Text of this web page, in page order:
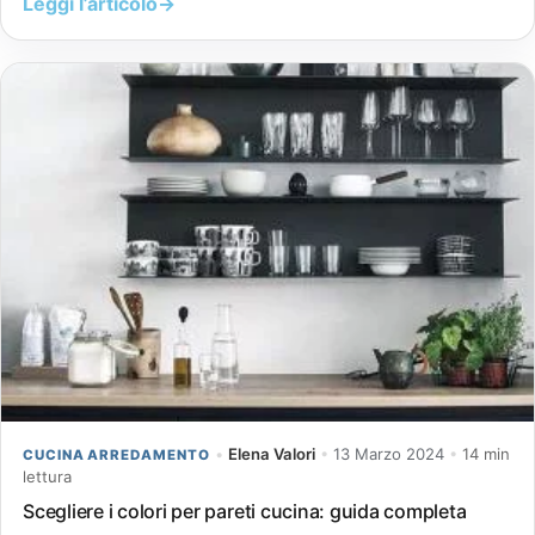
CUCINA ARREDAMENTO • Elena Valori • 13 Marzo 2024 • 14 min
lettura
Scegliere i colori per pareti cucina: guida completa